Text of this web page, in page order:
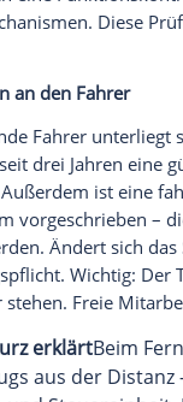
ist
aber auch
mit